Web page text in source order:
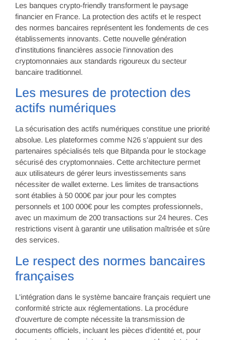
Les banques crypto-friendly transforment le paysage
financier en France. La protection des actifs et le respect
des normes bancaires représentent les fondements de ces
établissements innovants. Cette nouvelle génération
d'institutions financières associe l'innovation des
cryptomonnaies aux standards rigoureux du secteur
bancaire traditionnel.
Les mesures de protection des
actifs numériques
La sécurisation des actifs numériques constitue une priorité
absolue. Les plateformes comme N26 s'appuient sur des
partenaires spécialisés tels que Bitpanda pour le stockage
sécurisé des cryptomonnaies. Cette architecture permet
aux utilisateurs de gérer leurs investissements sans
nécessiter de wallet externe. Les limites de transactions
sont établies à 50 000€ par jour pour les comptes
personnels et 100 000€ pour les comptes professionnels,
avec un maximum de 200 transactions sur 24 heures. Ces
restrictions visent à garantir une utilisation maîtrisée et sûre
des services.
Le respect des normes bancaires
françaises
L'intégration dans le système bancaire français requiert une
conformité stricte aux réglementations. La procédure
d'ouverture de compte nécessite la transmission de
documents officiels, incluant les pièces d'identité et, pour